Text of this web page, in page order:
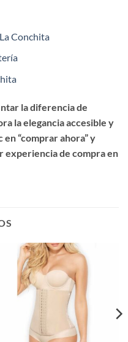
Conchita
la diferencia de
la elegancia accesible y
“comprar ahora” y
experiencia de compra en